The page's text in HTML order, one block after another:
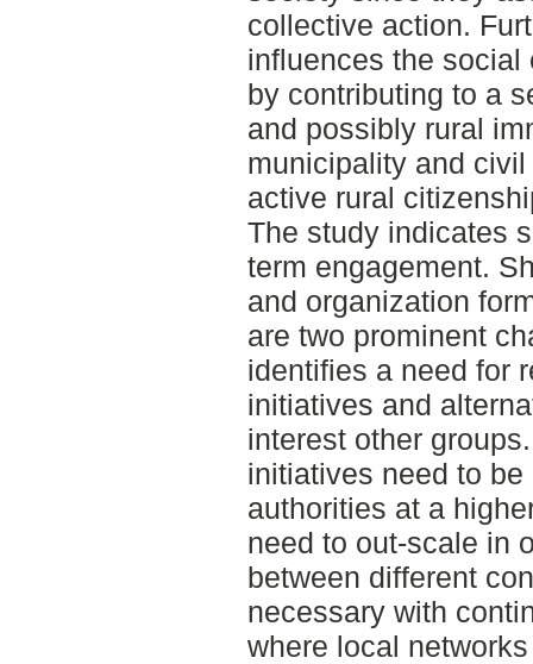
collective action.
influences the social
by contributing to a
and possibly rural
municipality and
active rural
The study indicates
term engagement.
and organization
are two prominent
identifies a need for
initiatives and
interest other
initiatives need to
authorities at a
need to out-scale in
between different
necessary with
where local